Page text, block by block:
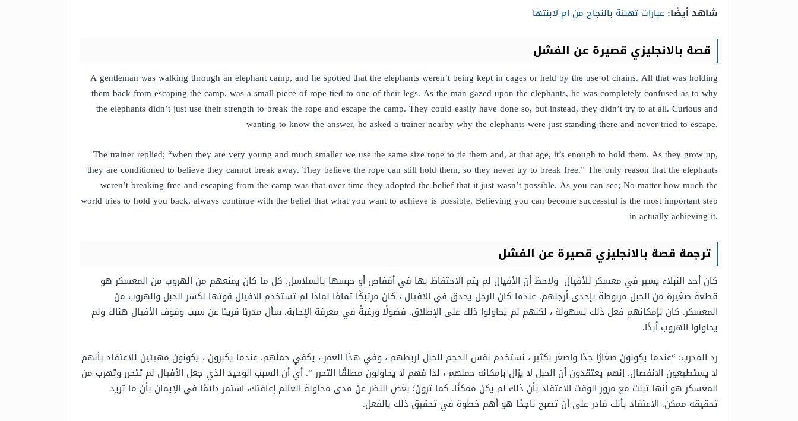
شاهد أيضًا: عبارات تهنئة بالنجاح من ام لابنتها
قصة بالانجليزي قصيرة عن الفشل
A gentleman was walking through an elephant camp, and he spotted that the elephants weren’t being kept in cages or held by the use of chains. All that was holding
them back from escaping the camp, was a small piece of rope tied to one of their legs. As the man gazed upon the elephants, he was completely confused as to why
the elephants didn’t just use their strength to break the rope and escape the camp. They could easily have done so, but instead, they didn’t try to at all. Curious and
wanting to know the answer, he asked a trainer nearby why the elephants were just standing there and never tried to escape.
The trainer replied; “when they are very young and much smaller we use the same size rope to tie them and, at that age, it’s enough to hold them. As they grow up,
they are conditioned to believe they cannot break away. They believe the rope can still hold them, so they never try to break free.” The only reason that the elephants
weren’t breaking free and escaping from the camp was that over time they adopted the belief that it just wasn’t possible. As you can see; No matter how much the
world tries to hold you back, always continue with the belief that what you want to achieve is possible. Believing you can become successful is the most important step
in actually achieving it.
ترجمة قصة بالانجليزي قصيرة عن الفشل
كان أحد النبلاء يسير في معسكر للأفيال ولاحظ أن الأفيال لم يتم الاحتفاظ بها في أقفاص أو حبسها بالسلاسل. كل ما كان يمنعهم من الهروب من المعسكر هو
قطعة صغيرة من الحبل مربوطة بإحدى أرجلهم. عندما كان الرجل يحدق في الأفيال ، كان مرتبكًا تمامًا لماذا لم تستخدم الأفيال قوتها لكسر الحبل والهروب من
المعسكر. كان بإمكانهم فعل ذلك بسهولة ، لكنهم لم يحاولوا ذلك على الإطلاق. فضولًا ورغبةً في معرفة الإجابة، سأل مدربًا قريبًا عن سبب وقوف الأفيال هناك ولم
يحاولوا الهروب أبدًا.
رد المدرب: “عندما يكونون صغارًا جدًا وأصغر بكثير ، نستخدم نفس الحجم للحبل لربطهم ، وفي هذا العمر ، يكفي حملهم. عندما يكبرون ، يكونون مهيئين للاعتقاد بأنهم
لا يستطيعون الانفصال. إنهم يعتقدون أن الحبل لا يزال بإمكانه حملهم ، لذا فهم لا يحاولون مطلقًا التحرر “. أي أن السبب الوحيد الذي جعل الأفيال لم تتحرر وتهرب من
المعسكر هو أنها تبنت مع مرور الوقت الاعتقاد بأن ذلك لم يكن ممكنًا. كما ترون؛ بغض النظر عن مدى محاولة العالم إعاقتك، استمر دائمًا في الإيمان بأن ما تريد
تحقيقه ممكن. الاعتقاد بأنك قادر على أن تصبح ناجحًا هو أهم خطوة في تحقيق ذلك بالفعل.